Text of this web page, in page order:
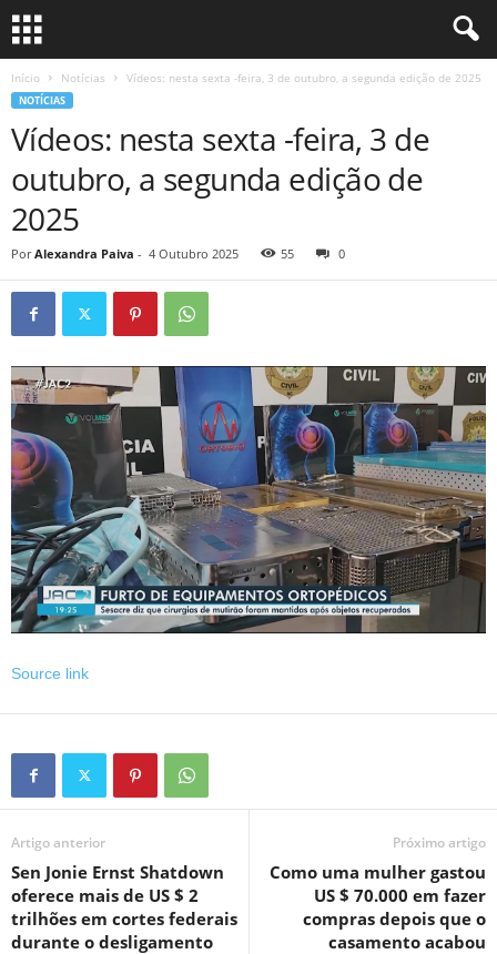
Início Notícias Vídeos: nesta sexta -feira, 3 de outubro, a segunda edição de 2025
NOTÍCIAS
Vídeos: nesta sexta -feira, 3 de
outubro, a segunda edição de
2025
Por Alexandra Paiva - 4 Outubro 2025 55 0
Source link
Artigo anterior
Sen Jonie Ernst Shatdown
oferece mais de US $ 2
trilhões em cortes federais
durante o desligamento
Próximo artigo
Como uma mulher gastou
US $ 70.000 em fazer
compras depois que o
casamento acabou